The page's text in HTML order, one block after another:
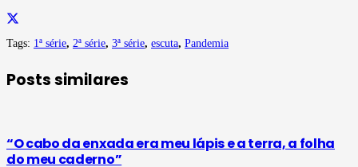
Tags: 1ª série, 2ª série, 3ª série, escuta, Pandemia
Posts similares
“O cabo da enxada era meu lápis e a terra, a folha
do meu caderno”